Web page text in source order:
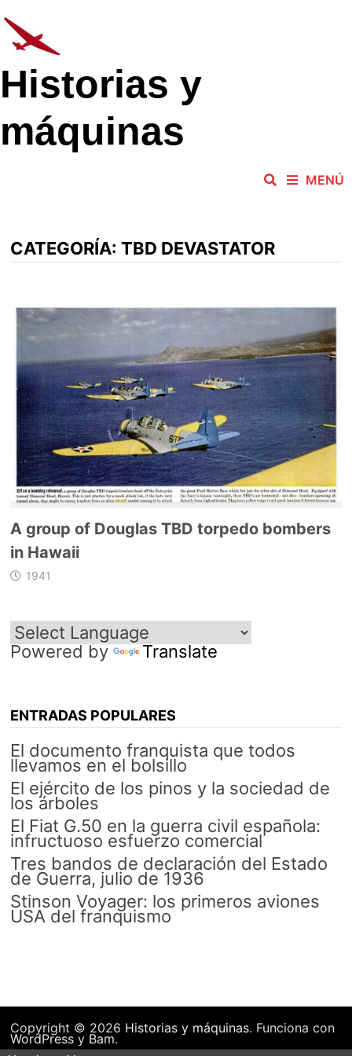
al
contenido
Historias y
máquinas
MENÚ
CATEGORÍA: TBD DEVASTATOR
A group of Douglas TBD torpedo bombers
in Hawaii
1941
Powered by Translate
ENTRADAS POPULARES
El documento franquista que todos
llevamos en el bolsillo
El ejército de los pinos y la sociedad de
los árboles
El Fiat G.50 en la guerra civil española:
infructuoso esfuerzo comercial
Tres bandos de declaración del Estado
de Guerra, julio de 1936
Stinson Voyager: los primeros aviones
USA del franquismo
Copyright © 2026 Historias y máquinas. Funciona con
WordPressy Bam.